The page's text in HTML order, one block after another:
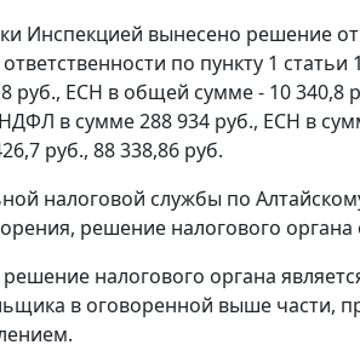
Инспекцией вынесено решение
по пункту 1 статьи
руб., ЕСН в общей сумме - 10 340,8
в сумме 288 934 руб., ЕСН в
руб., 88 338,86 руб.
налоговой службы по
решение налогового
решение налогового органа
в оговоренной выше части,